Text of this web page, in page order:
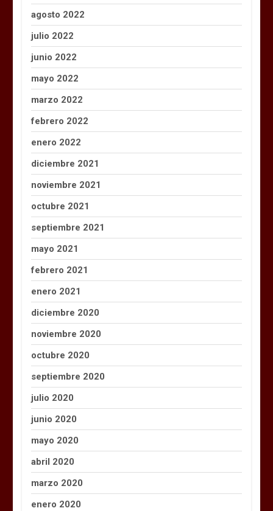
agosto 2022
julio 2022
junio 2022
mayo 2022
marzo 2022
febrero 2022
enero 2022
diciembre 2021
noviembre 2021
octubre 2021
septiembre 2021
mayo 2021
febrero 2021
enero 2021
diciembre 2020
noviembre 2020
octubre 2020
septiembre 2020
julio 2020
junio 2020
mayo 2020
abril 2020
marzo 2020
enero 2020